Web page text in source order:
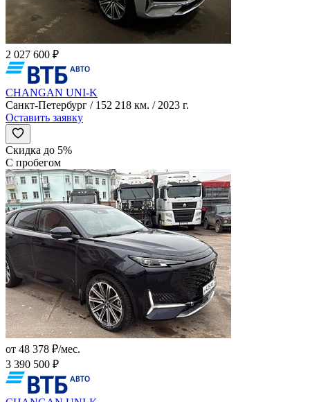
2 027 600 ₽
CHANGAN UNI-K
Санкт-Петербург / 152 218 км. / 2023 г.
Оставить заявку
Скидка до 5%
С пробегом
от 48 378 ₽/мес.
3 390 500 ₽